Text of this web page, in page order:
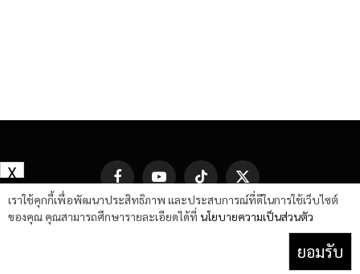
FacebookYouTube TikTok
X
(Twitter)
เราใช้คุกกี้เพื่อพัฒนาประสิทธิภาพ และประสบการณ์ที่ดีในการใช้เว็บไซต์
ของคุณ คุณสามารถศึกษารายละเอียดได้ที่ นโยบายความเป็นส่วนตัว
ยอมรับ
X